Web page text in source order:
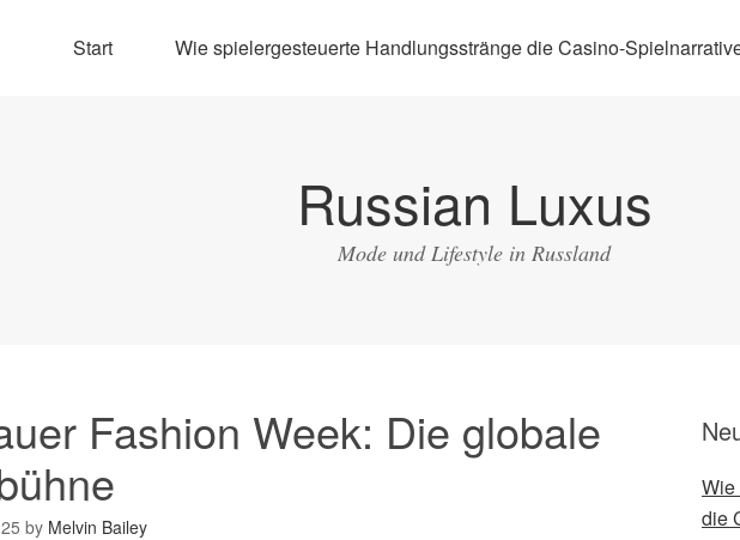
Start Wie spielergesteuerte Handlungsstränge die Casino-
Russian Luxus
Mode und Lifestyle in Russland
Fashion Week: Die globale
by Melvin Bailey
Wie
die